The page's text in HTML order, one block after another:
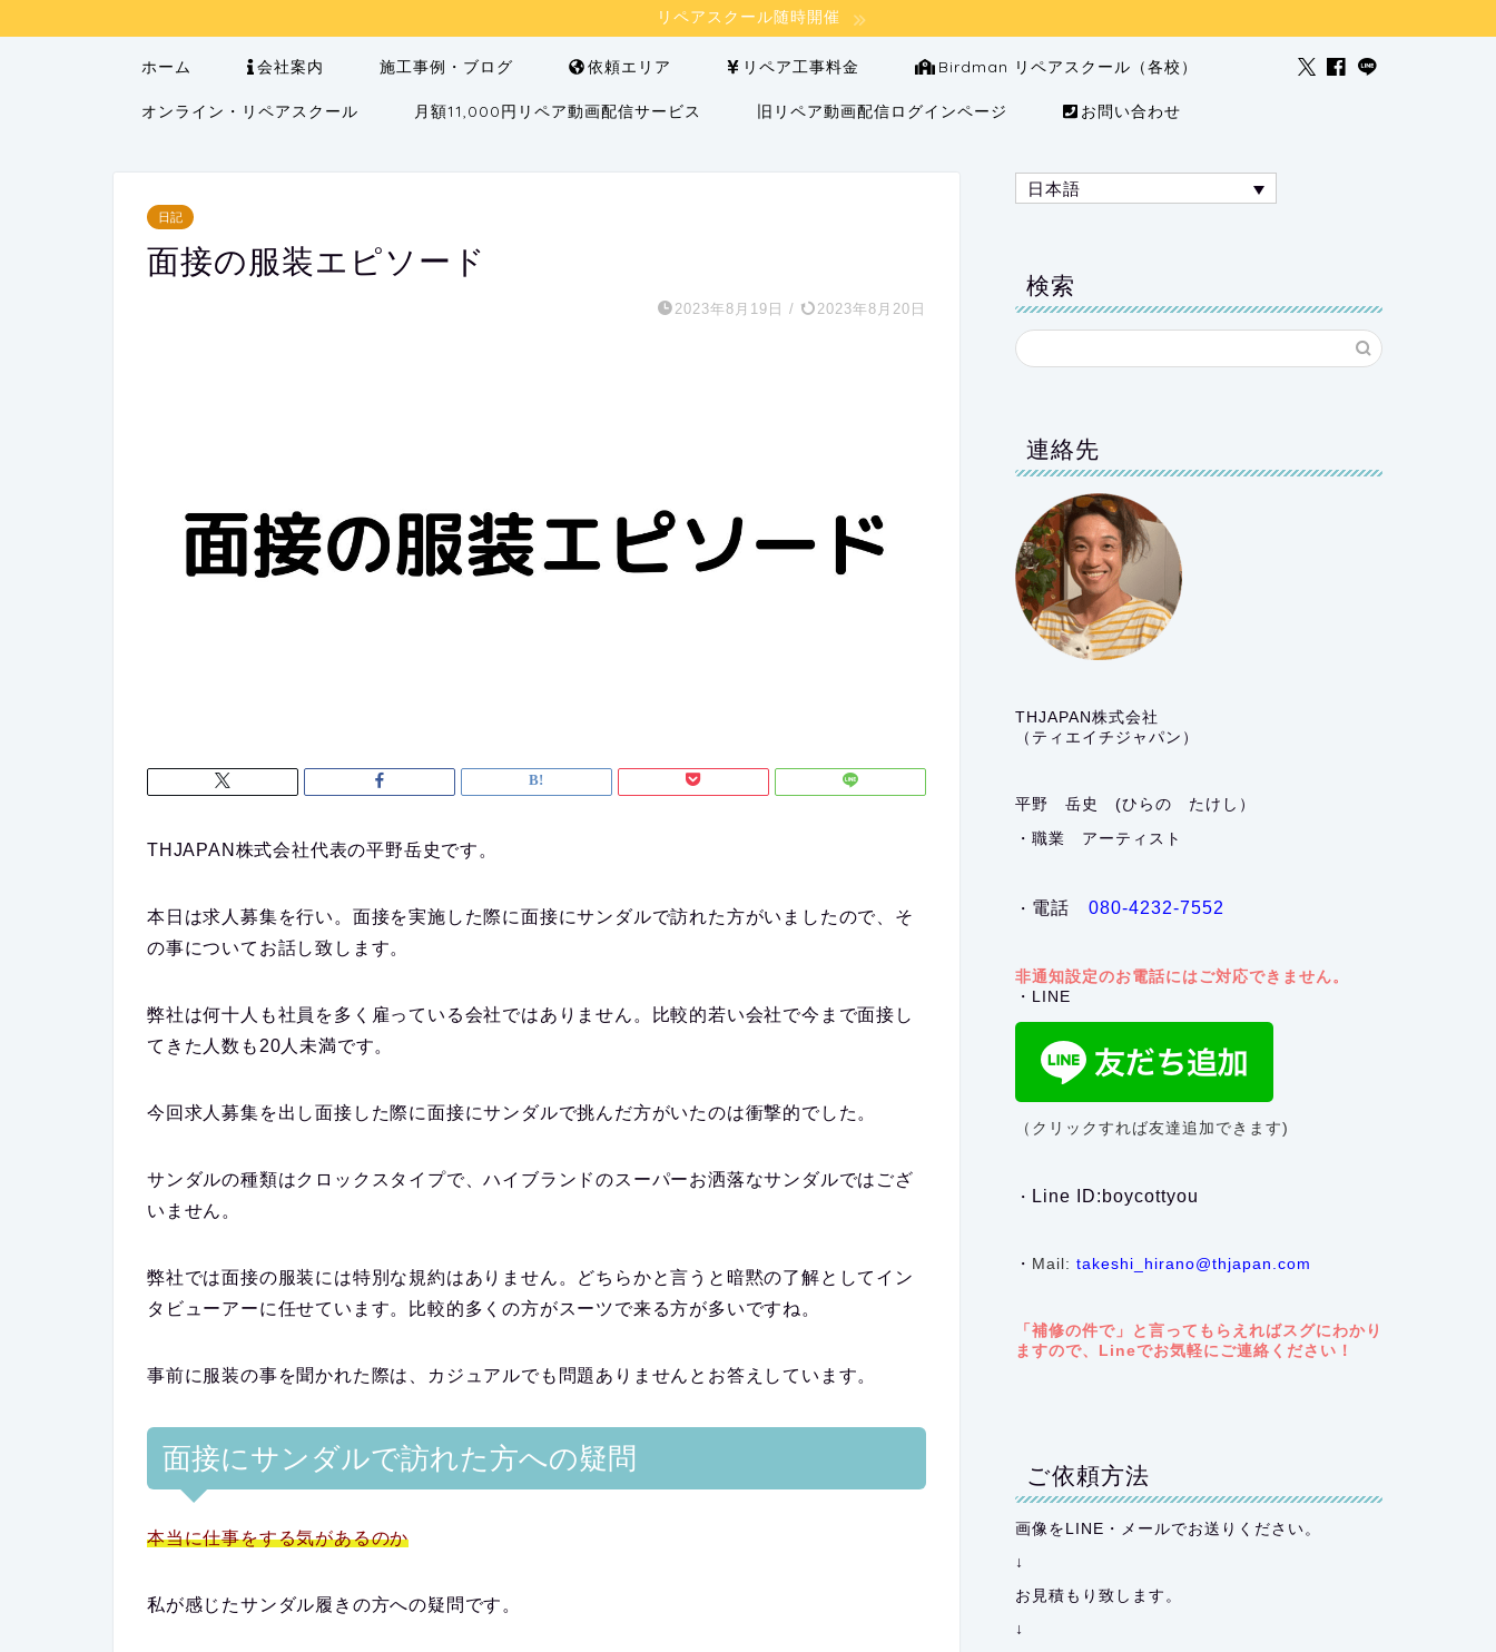
リペアスクール随時開催
ホーム 会社案内 施工事例・ブログ 依頼エリア リペア工事料金 Birdman リペアスクール（各校）
オンライン・リペアスクール 月額11,000円リペア動画配信サービス 旧リペア動画配信ログインページ お問い合わせ
日記
面接の服装エピソード
2023年8月19日 / 2023年8月20日
THJAPAN株式会社代表の平野岳史です。
本日は求人募集を行い。面接を実施した際に面接にサンダルで訪れた方がいましたので、そ
の事についてお話し致します。
弊社は何十人も社員を多く雇っている会社ではありません。比較的若い会社で今まで面接し
てきた人数も20人未満です。
今回求人募集を出し面接した際に面接にサンダルで挑んだ方がいたのは衝撃的でした。
サンダルの種類はクロックスタイプで、ハイブランドのスーパーお洒落なサンダルではござ
いません。
弊社では面接の服装には特別な規約はありません。どちらかと言うと暗黙の了解としてイン
タビューアーに任せています。比較的多くの方がスーツで来る方が多いですね。
事前に服装の事を聞かれた際は、カジュアルでも問題ありませんとお答えしています。
面接にサンダルで訪れた方への疑問
本当に仕事をする気があるのか
私が感じたサンダル履きの方への疑問です。
日本語
検索
連絡先
THJAPAN株式会社
（ティエイチジャパン）
平野 岳史 (ひらの たけし）
・職業 アーティスト
・ 電話 080-4232-7552
非通知設定のお電話にはご対応できません。
・LINE
（クリックすれば友達追加できます)
・ Line ID:boycottyou
・ Mail: takeshi_hirano@thjapan.com
「補修の件で」と言ってもらえればスグにわかり
ますので、Lineでお気軽にご連絡ください！
ご依頼方法
画像をLINE・メールでお送りください。
↓
お見積もり致します。
↓